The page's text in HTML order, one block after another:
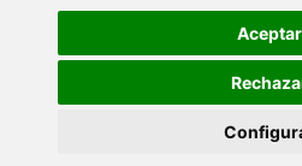
Aceptar